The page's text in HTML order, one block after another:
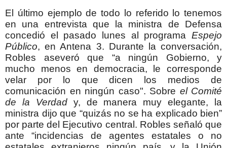
El último ejemplo de todo lo referido lo tenemos
en una entrevista que la ministra de Defensa
concedió el pasado lunes al programa Espejo
Público, en Antena 3. Durante la conversación,
Robles aseveró que “a ningún Gobierno, y
mucho menos en democracia, le corresponde
velar por lo que dicen los medios de
comunicación en ningún caso". Sobre el Comité
de la Verdady, de manera muy elegante, la
ministra dijo que “quizás no se ha explicado bien”
por parte del Ejecutivo central. Robles señaló que
ante “incidencias de agentes estatales o no